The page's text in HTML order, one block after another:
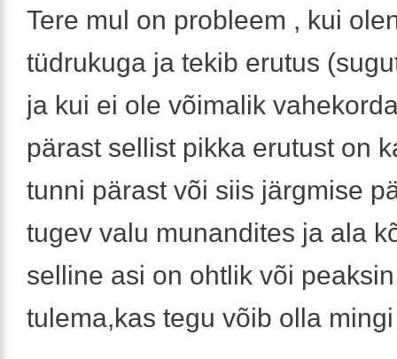
Tere mul on probleem , kui
tüdrukuga ja tekib erutus
ja kui ei ole võimalik
pärast sellist pikka erutust on
tunni pärast või siis järgmise
tugev valu munandites ja ala
selline asi on ohtlik või
tulema,kas tegu võib olla